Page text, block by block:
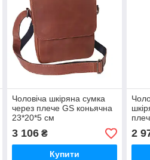
Чоловіча шкіряна сумка
через плече GS коньячна
23*20*5 см
3 106₴
Купити
2